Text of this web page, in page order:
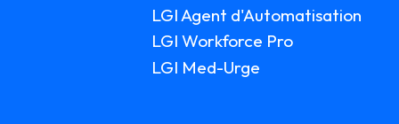
LGI Agent d'Automatisation
LGI Workforce Pro
LGI Med-Urge